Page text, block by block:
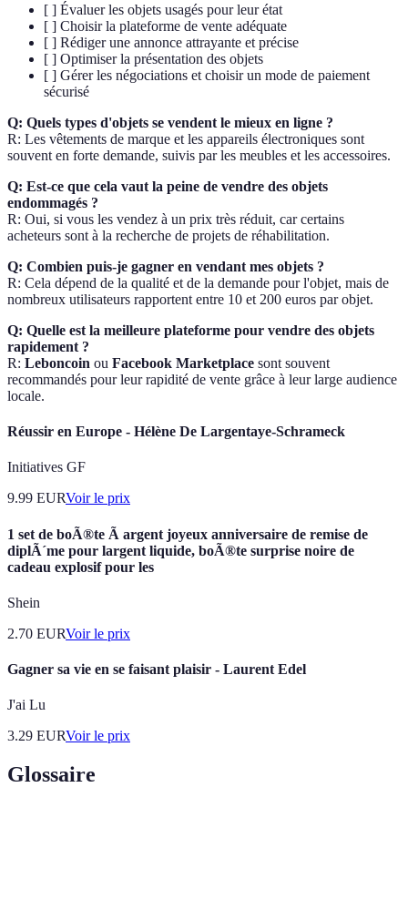
[ ] Évaluer les objets usagés pour leur état
[ ] Choisir la plateforme de vente adéquate
[ ] Rédiger une annonce attrayante et précise
[ ] Optimiser la présentation des objets
[ ] Gérer les négociations et choisir un mode de paiement
sécurisé
Q: Quels types d'objets se vendent le mieux en ligne ?
R: Les vêtements de marque et les appareils électroniques sont
souvent en forte demande, suivis par les meubles et les accessoires.
Q: Est-ce que cela vaut la peine de vendre des objets
endommagés ?
R: Oui, si vous les vendez à un prix très réduit, car certains
acheteurs sont à la recherche de projets de réhabilitation.
Q: Combien puis-je gagner en vendant mes objets ?
R: Cela dépend de la qualité et de la demande pour l'objet, mais de
nombreux utilisateurs rapportent entre 10 et 200 euros par objet.
Q: Quelle est la meilleure plateforme pour vendre des objets
rapidement ?
R: Leboncoin ou Facebook Marketplace sont souvent
recommandés pour leur rapidité de vente grâce à leur large audience
locale.
Réussir en Europe - Hélène De Largentaye-Schrameck
Initiatives GF
9.99 EURVoir le prix
1 set de boÃ®te Ã argent joyeux anniversaire de remise de
diplÃ´me pour largent liquide, boÃ®te surprise noire de
cadeau explosif pour les
Shein
2.70 EURVoir le prix
Gagner sa vie en se faisant plaisir - Laurent Edel
J'ai Lu
3.29 EURVoir le prix
Glossaire